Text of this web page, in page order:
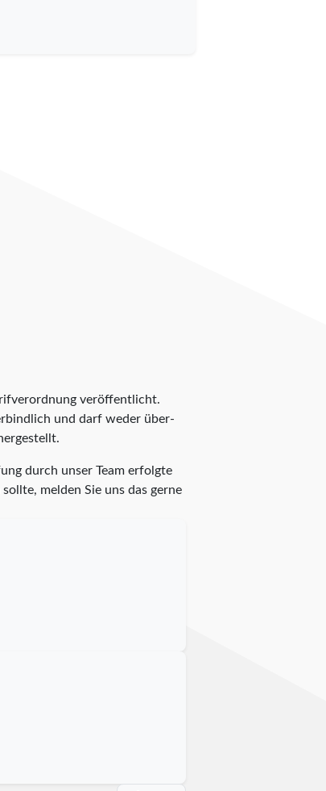
veröffentlicht.
und darf weder über-
durch unser Team erfolgte
melden Sie uns das gerne